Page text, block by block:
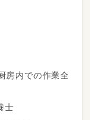
房内での作業全
やつ作りの調理
栄養士